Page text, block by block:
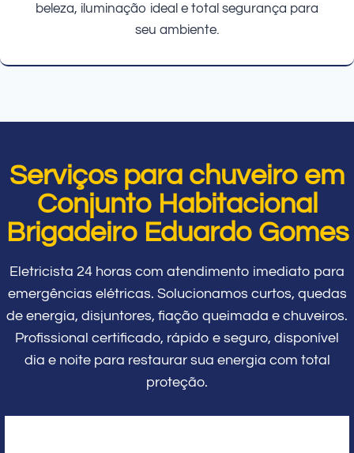
beleza, iluminação ideal e total segurança para
seu ambiente.
Serviços para chuveiro em
Conjunto Habitacional
Brigadeiro Eduardo Gomes
Eletricista 24 horas com atendimento imediato para
emergências elétricas. Solucionamos curtos, quedas
de energia, disjuntores, fiação queimada e chuveiros.
Profissional certificado, rápido e seguro, disponível
dia e noite para restaurar sua energia com total
proteção.